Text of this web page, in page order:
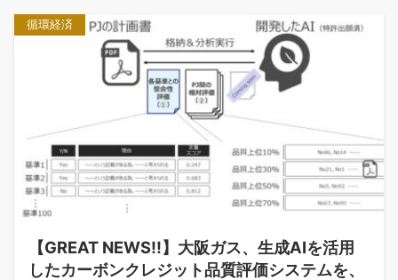
循環経済
【GREAT NEWS!!】大阪ガス、生成AIを活用
したカーボンクレジット品質評価システムを、